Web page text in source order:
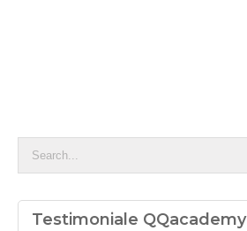
Testimoniale QQacademy